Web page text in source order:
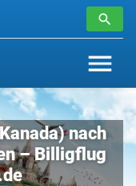
nach
– Billigflug